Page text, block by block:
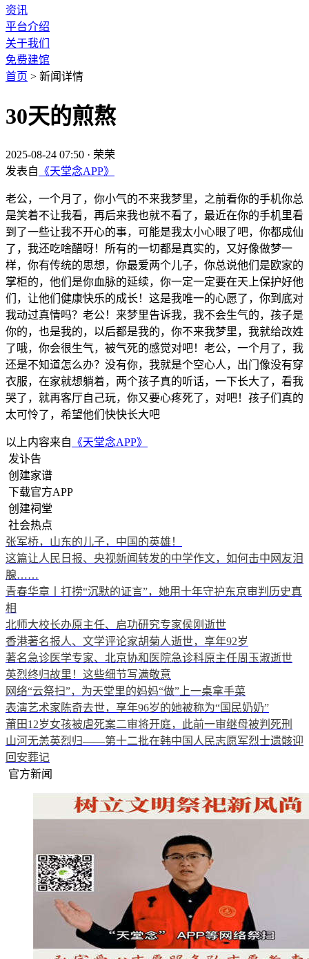
资讯
平台介绍
关于我们
免费建馆
首页 > 新闻详情
30天的煎熬
2025-08-24 07:50 · 荣荣
发表自 《天堂念APP》
老公，一个月了，你小气的不来我梦里，之前看你的手机你总
是笑着不让我看，再后来我也就不看了，最近在你的手机里看
到了一些让我不开心的事，可能是我太小心眼了吧，你都成仙
了，我还吃啥醋呀！所有的一切都是真实的，又好像做梦一
样，你有传统的思想，你最爱两个儿子，你总说他们是欧家的
掌柜的，他们是你血脉的延续，你一定一定要在天上保护好他
们，让他们健康快乐的成长！这是我唯一的心愿了，你到底对
我动过真情吗？老公！来梦里告诉我，我不会生气的，孩子是
你的，也是我的，以后都是我的，你不来我梦里，我就给改姓
了哦，你会很生气，被气死的感觉对吧！老公，一个月了，我
还是不知道怎么办？没有你，我就是个空心人，出门像没有穿
衣服，在家就想躺着，两个孩子真的听话，一下长大了，看我
哭了，就再客厅自己玩，你又要心疼死了，对吧！孩子们真的
太可怜了，希望他们快快长大吧
以上内容来自 《天堂念APP》
发讣告
创建家谱
下载官方APP
创建祠堂
社会热点
张军桥，山东的儿子，中国的英雄！
这篇让人民日报、央视新闻转发的中学作文，如何击中网友泪
腺……
青春华章丨打捞“沉默的证言”，她用十年守护东京审判历史真
相
北师大校长办原主任、启功研究专家侯刚逝世
香港著名报人、文学评论家胡菊人逝世，享年92岁
著名急诊医学专家、北京协和医院急诊科原主任周玉淑逝世
英烈终归故里！这些细节写满敬意
网络“云祭扫”，为天堂里的妈妈“做”上一桌拿手菜
表演艺术家陈奇去世，享年96岁的她被称为“国民奶奶”
莆田12岁女孩被虐死案二审将开庭，此前一审继母被判死刑
山河无恙英烈归——第十二批在韩中国人民志愿军烈士遗骸迎
回安葬记
官方新闻